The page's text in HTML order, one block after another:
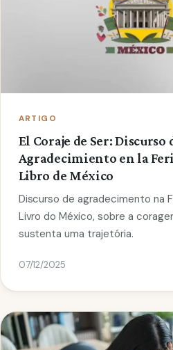
ARTIGO
El Coraje de Ser: Discurso
Agradecimiento en la
Libro de México
Discurso de agradecimento na
Livro do México, sobre a
sustenta uma trajetória.
07/12/2025